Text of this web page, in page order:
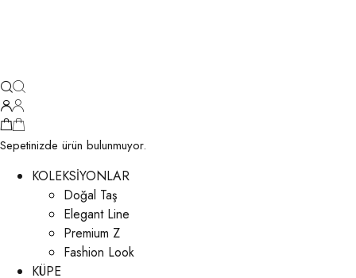
Sepetinizde ürün bulunmuyor.
KOLEKSİYONLAR
Doğal Taş
Elegant Line
Premium Z
Fashion Look
KÜPE